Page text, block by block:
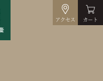
アクセス カート